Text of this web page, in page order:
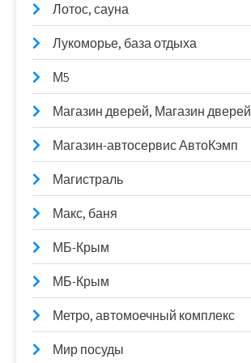
Лотос, сауна
Лукоморье, база отдыха
М5
Магазин дверей, Магазин дверей
Магазин-автосервис АвтоКэмп
Магистраль
Макс, баня
МБ-Крым
МБ-Крым
Метро, автомоечный комплекс
Мир посуды